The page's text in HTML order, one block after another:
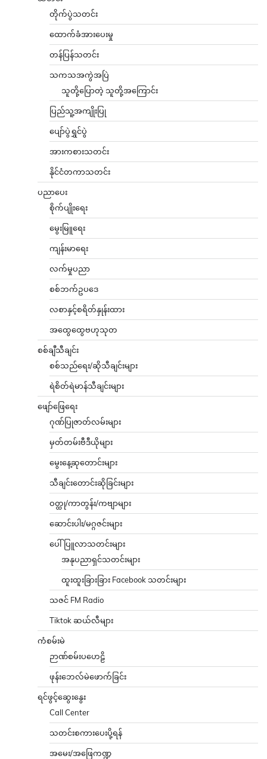
တိုက်ပွဲသတင်း
ထောက်ခံအားပေးမှု
တန်ပြန်သတင်း
သကသအကွဲအပြဲ
သူတို့ပြောတဲ့ သူတို့အကြောင်း
ပြည်သူ့အကျိုးပြု
ပျော်ပွဲရွှင်ပွဲ
အားကစားသတင်း
နိုင်ငံတကာသတင်း
ပညာပေး
စိုက်ပျိုးရေး
မွေးမြူရေး
ကျန်းမာရေး
လက်မှုပညာ
စစ်ဘက်ဥပဒေ
လစာနှင့်စရိတ်နှုန်းထား
အထွေထွေဗဟုသုတ
စစ်ချီသီချင်း
စစ်သည်ရေး/ဆိုသီချင်းများ
ရဲစိတ်ရဲမာန်သီချင်းများ
ဖျော်ဖြေရေး
ဂုဏ်ပြုဇာတ်လမ်းများ
မှတ်တမ်းဗီဒီယိုများ
မွေးနေ့ဆုတောင်းများ
သီချင်းတောင်းဆိုခြင်းများ
ဝတ္ထု/ကာတွန်း/ကဗျာများ
ဆောင်းပါး/မဂ္ဂဇင်းများ
ပေါ်ပြူလာသတင်းများ
အနုပညာရှင်သတင်းများ
ထူးထူးခြားခြား Facebook သတင်းများ
သဇင် FM Radio
Tiktok ဆယ်လီများ
ကံစမ်းမဲ
ဉာဏ်စမ်းပဟေဠိ
ဖုန်းဘေလ်မဲဖောက်ခြင်း
ရင်ဖွင့်ဆွေးနွေး
Call Center
သတင်းစကားပေးပို့ရန်
အမေး/အဖြေကဏ္ဍ